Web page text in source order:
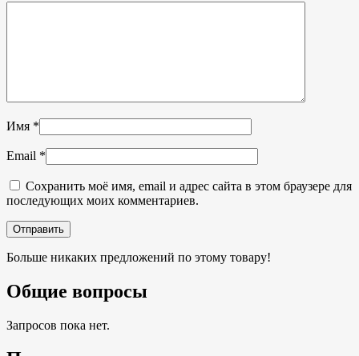
Имя *
Email *
Сохранить моё имя, email и адрес сайта в этом браузере для
последующих моих комментариев.
Больше никаких предложений по этому товару!
Общие вопросы
Запросов пока нет.